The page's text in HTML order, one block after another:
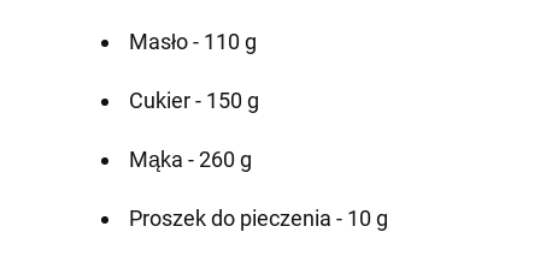
Masło - 110 g
Cukier - 150 g
Mąka - 260 g
Proszek do pieczenia - 10 g